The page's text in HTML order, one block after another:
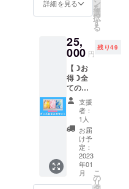
否設定
がされ
いメー
ルアド
レスを
ご記入
くださ
い。 (送
料込み)
タジオ
又は体
ン有効
期限：
2023年
1月1
日〜
2023年
7月1日
までの
半年間
※交通
費、場
所代は
別途ご
負担を
お願い
1月1
日〜
までの
半年間
※交通
費、場
所代は
別途ご
負担を
お願い
いたし
ます。
持って
踊を実
際に体
験して
みたい
方必
見！初
心者の
方大歓
迎で
す！ ●
場所 ・
福岡県
直方市
のお稽
古場 (も
いない
けれど
日本舞
踊を実
際に体
験して
みたい
方必
見！初
心者の
方大歓
迎で
す！ ●
場所 ・
福岡県
色紙に
「感
文字を
筆でお
書きし
ます！
誰かに
贈りた
い、ご
自身で
飾りた
いなど
ご自由
にお使
いくだ
い！！
【中島
詳細を見る ン
を
選
択
す
る
25,
000 円
残り49
【☽お
得☽全
ての
グッズ
おまと
めセッ
ト】 ●
御礼の
一筆書
き ●高
画質プ
リント
アート
支援
者：
1人
お届
け予
定：
2023
年01
月
こ
の
リ